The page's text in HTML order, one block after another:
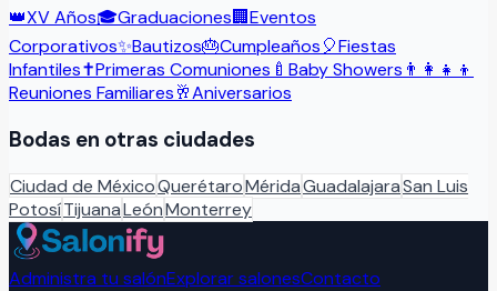
👑XV Años🎓Graduaciones🏢Eventos
Corporativos✨Bautizos🎂Cumpleaños🎈Fiestas
Infantiles✝️Primeras Comuniones 🍼 Baby Showers 👨‍👩‍👧‍👦
Reuniones Familiares🥂Aniversarios
Bodas en otras ciudades
Ciudad de MéxicoQuerétaroMéridaGuadalajaraSan Luis
PotosíTijuanaLeónMonterrey
Administra tu salónExplorar salonesContacto